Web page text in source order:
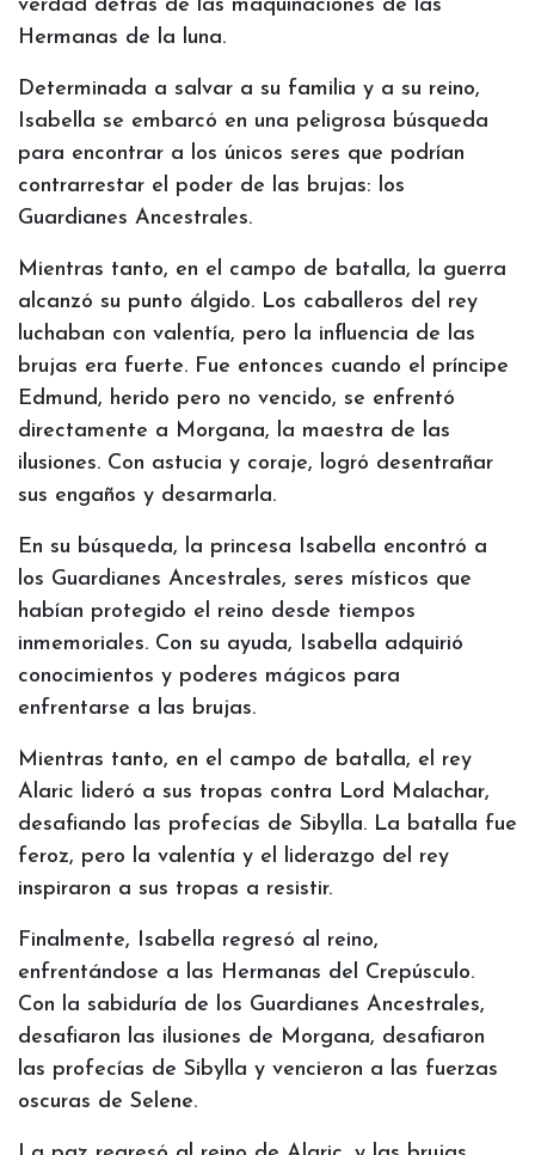
verdad detrás de las maquinaciones de las
Hermanas de la luna.
Determinada a salvar a su familia y a su reino,
Isabella se embarcó en una peligrosa búsqueda
para encontrar a los únicos seres que podrían
contrarrestar el poder de las brujas: los
Guardianes Ancestrales.
Mientras tanto, en el campo de batalla, la guerra
alcanzó su punto álgido. Los caballeros del rey
luchaban con valentía, pero la influencia de las
brujas era fuerte. Fue entonces cuando el príncipe
Edmund, herido pero no vencido, se enfrentó
directamente a Morgana, la maestra de las
ilusiones. Con astucia y coraje, logró desentrañar
sus engaños y desarmarla.
En su búsqueda, la princesa Isabella encontró a
los Guardianes Ancestrales, seres místicos que
habían protegido el reino desde tiempos
inmemoriales. Con su ayuda, Isabella adquirió
conocimientos y poderes mágicos para
enfrentarse a las brujas.
Mientras tanto, en el campo de batalla, el rey
Alaric lideró a sus tropas contra Lord Malachar,
desafiando las profecías de Sibylla. La batalla fue
feroz, pero la valentía y el liderazgo del rey
inspiraron a sus tropas a resistir.
Finalmente, Isabella regresó al reino,
enfrentándose a las Hermanas del Crepúsculo.
Con la sabiduría de los Guardianes Ancestrales,
desafiaron las ilusiones de Morgana, desafiaron
las profecías de Sibylla y vencieron a las fuerzas
oscuras de Selene.